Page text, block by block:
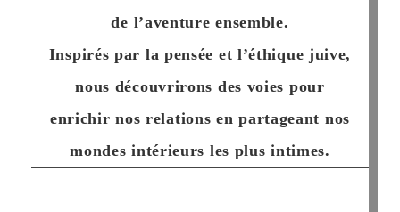
de l’aventure ensemble.
Inspirés par la pensée et l’éthique juive,
nous découvrirons des voies pour
enrichir nos relations en partageant nos
mondes intérieurs les plus intimes.